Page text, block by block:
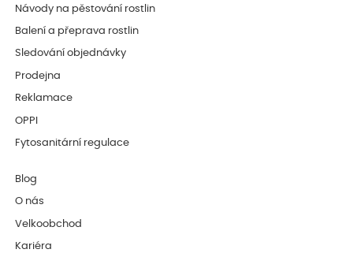
Návody na pěstování rostlin
Balení a přeprava rostlin
Sledování objednávky
Prodejna
Reklamace
OPPI
Fytosanitární regulace
Blog
O nás
Velkoobchod
Kariéra